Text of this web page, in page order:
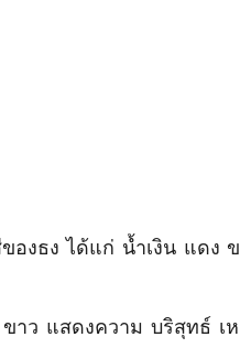
องธง ได้แก่ น้ำเงิน แดง
าว แสดงความ บริสุทธ์